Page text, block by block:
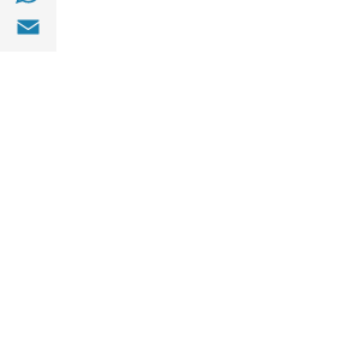
Compartir en Email